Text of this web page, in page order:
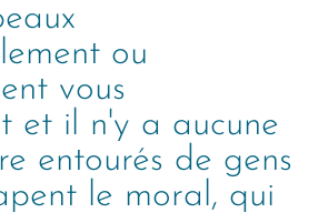
ou
vous
et il n'y a aucune
entourés de gens
le moral, qui